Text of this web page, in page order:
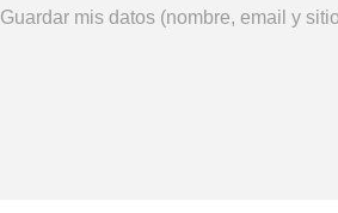
Guardar mis datos (nombre, email y